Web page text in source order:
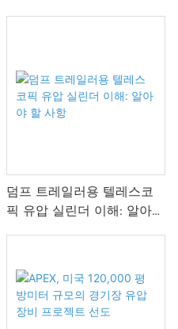
덤프 트레일러용 텔레스코
픽 유압 실린더 이해: 알아야